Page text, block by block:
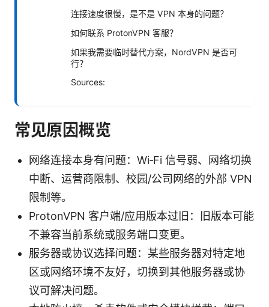
连接速度很慢，是不是 VPN 本身的问题？
如何联系 ProtonVPN 客服？
如果我需要临时替代方案，NordVPN 是否可
行？
Sources:
常见原因概览
网络连接本身有问题：Wi‑Fi 信号弱、网络切换
中断、运营商限制、校园/公司网络的外部 VPN
限制等。
ProtonVPN 客户端/应用版本过旧：旧版本可能
不兼容当前系统或服务端口变更。
服务器或协议选择问题：某些服务器对特定地
区或网络环境不友好，切换到其他服务器或协
议可解决问题。